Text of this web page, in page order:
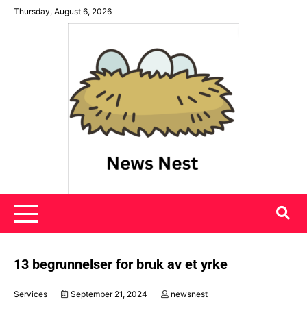
SkipThursday, August 6, 2026
News Nest
13 begrunnelser for bruk av et yrke
Services September 21, 2024 newsnest